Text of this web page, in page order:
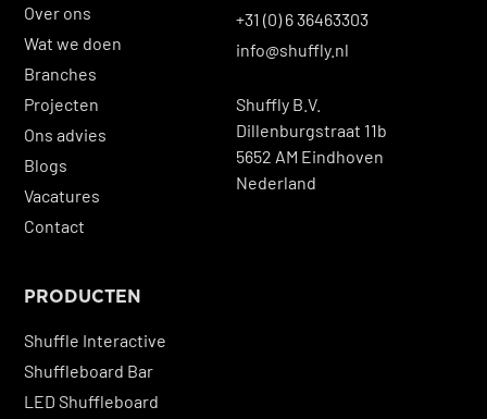
Over ons
Wat we doen
Branches
Projecten
Ons advies
Blogs
Vacatures
Contact
PRODUCTEN
Shuffle Interactive
Shuffleboard Bar
LED Shuffleboard
+31 (0) 6 36463303
info@shuffly.nl
Shuffly B.V.
Dillenburgstraat 11b
5652 AM Eindhoven
Nederland